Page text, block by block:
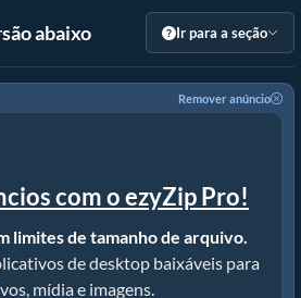
abaixo Ir para a seção
Remover anúncio
com o ezyZip Pro!
limites de tamanho de arquivo.
de desktop baixáveis para
mídia e imagens.